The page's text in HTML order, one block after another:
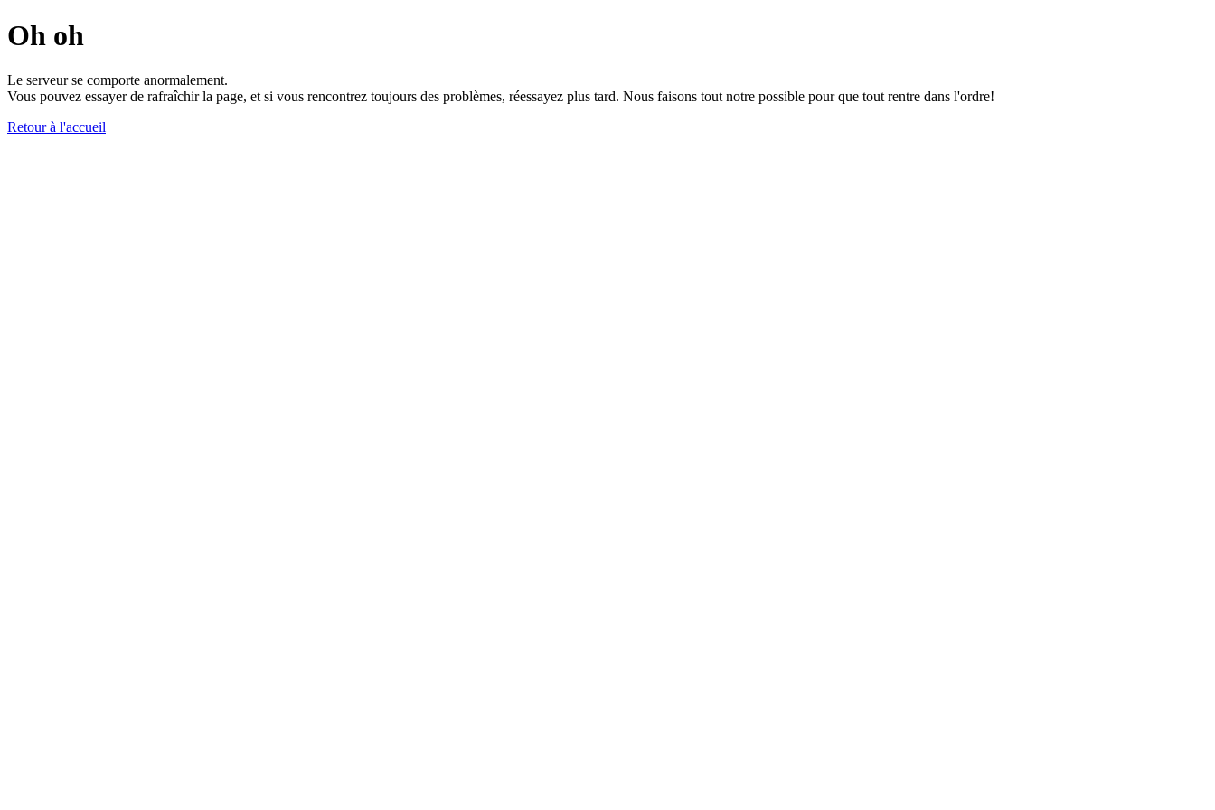
Oh oh
Le serveur se comporte anormalement.
Vous pouvez essayer de rafraîchir la page, et si vous rencontrez toujours des problèmes, réessayez plus tard. Nous faisons tout notre possible pour que tout rentre dans l'ordre!
Retour à l'accueil